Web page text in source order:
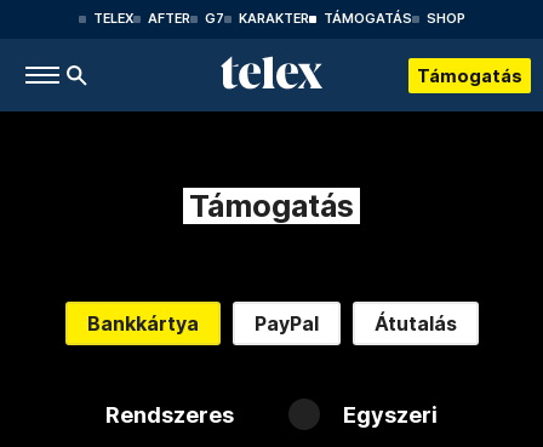
TELEX AFTER G7 KARAKTER TÁMOGATÁS SHOP
Támogatás
Támogatás
Bankkártya PayPal Átutalás
Rendszeres Egyszeri